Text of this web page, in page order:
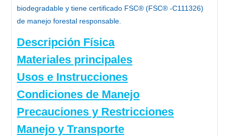
biodegradable y tiene certificado FSC® (FSC® -C111326)
de manejo forestal responsable.
Descripción Física
Materiales principales
Usos e Instrucciones
Condiciones de Manejo
Precauciones y Restricciones
Manejo y Transporte